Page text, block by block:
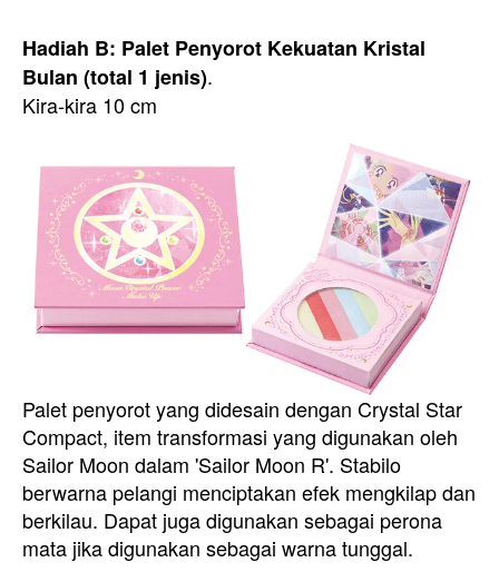
Hadiah B: Palet Penyorot Kekuatan Kristal
Bulan (total 1 jenis).
Kira-kira 10 cm
Palet penyorot yang didesain dengan Crystal Star
Compact, item transformasi yang digunakan oleh
Sailor Moon dalam 'Sailor Moon R'. Stabilo
berwarna pelangi menciptakan efek mengkilap dan
berkilau. Dapat juga digunakan sebagai perona
mata jika digunakan sebagai warna tunggal.